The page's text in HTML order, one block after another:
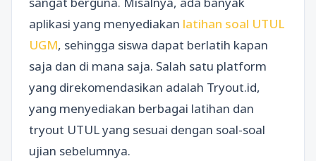
aplikasi yang menyediakan latihan soal UTUL
UGM, sehingga siswa dapat berlatih kapan
saja dan di mana saja. Salah satu platform
yang direkomendasikan adalah Tryout.id,
yang menyediakan berbagai latihan dan
tryout UTUL yang sesuai dengan soal-soal
ujian sebelumnya.